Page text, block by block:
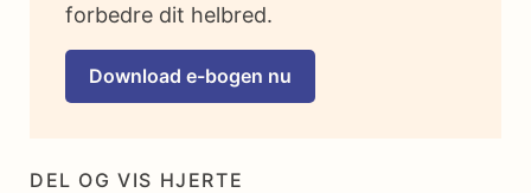
DEL OG VIS HJERTE
forbedre dit helbred.
Download e-bogen nu